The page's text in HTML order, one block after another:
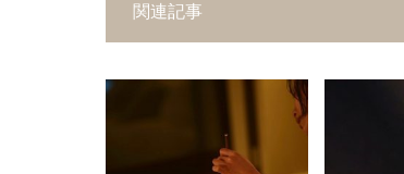
関連記事